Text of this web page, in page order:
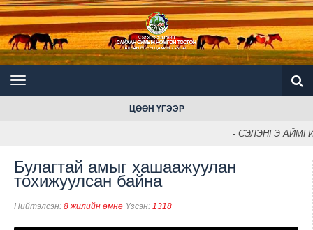
ЦӨӨН ҮГЭЭР
- СЭЛЭНГЭ
Булагтай амыг хашаажуулан
тохижуулсан байна
Нийтэлсэн: 8 жилийн өмнө Үзсэн: 1318